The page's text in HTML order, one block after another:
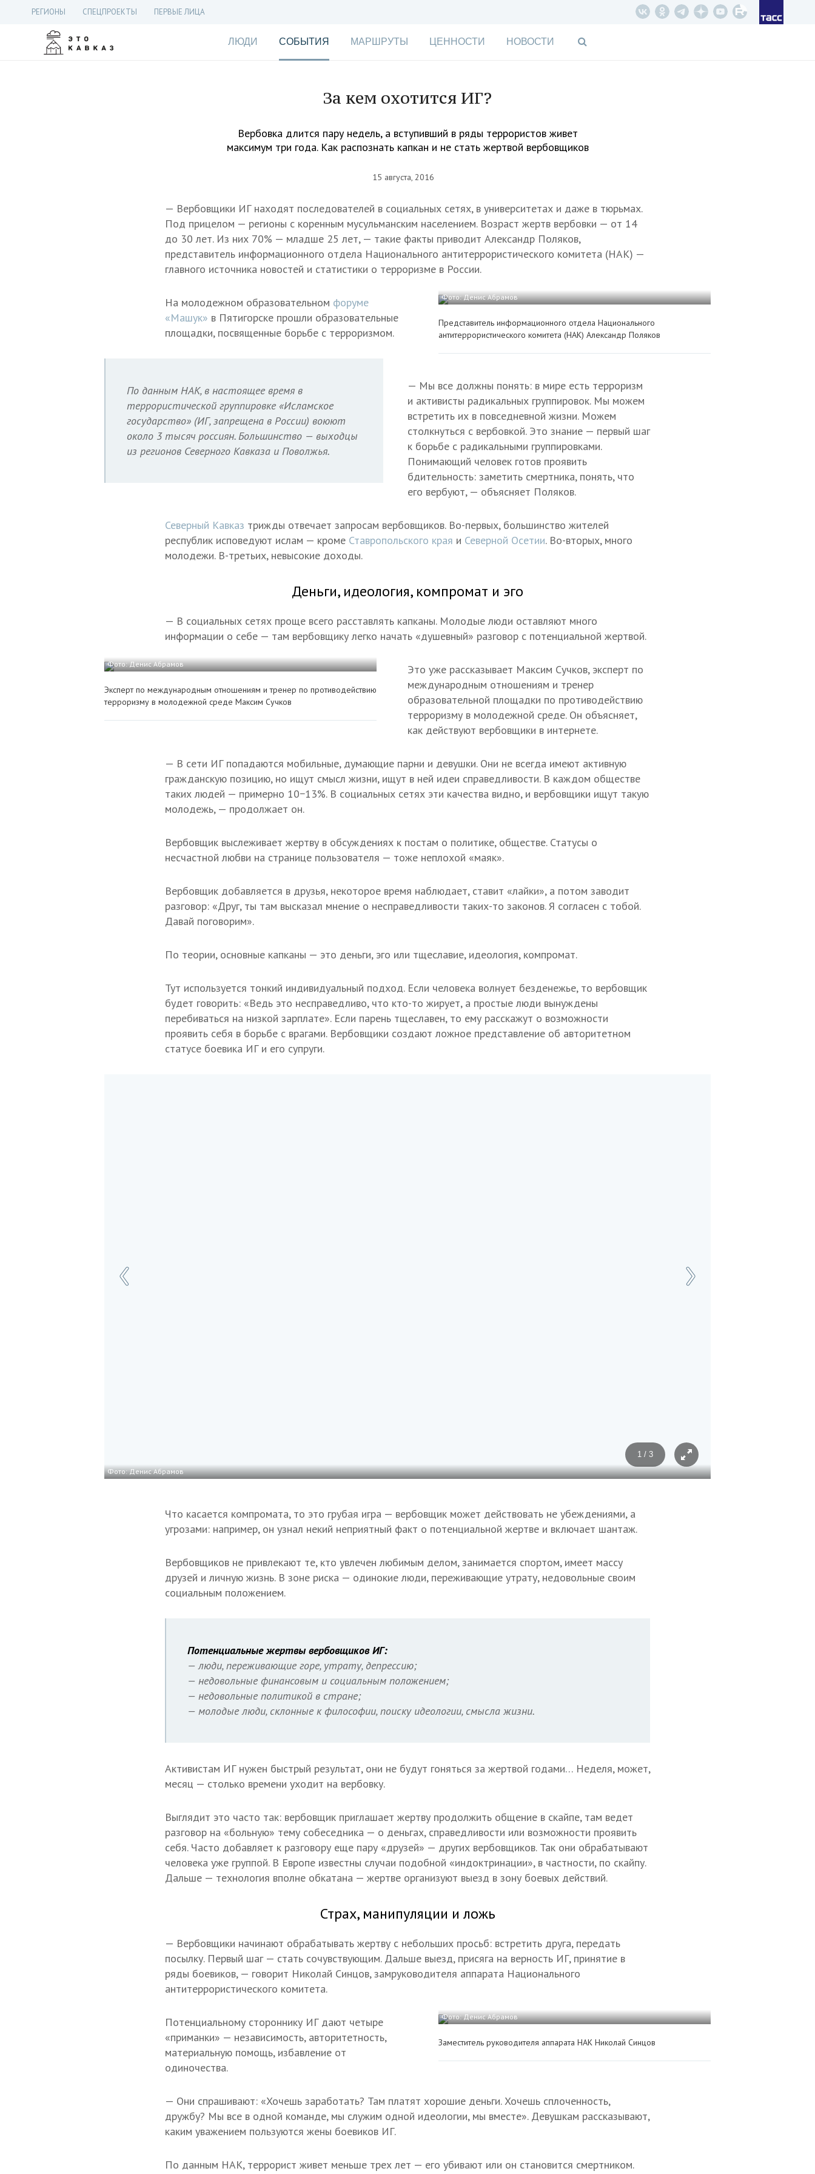
РЕГИОНЫ СПЕЦПРОЕКТЫ ПЕРВЫЕ ЛИЦА
ЛЮДИ СОБЫТИЯ МАРШРУТЫ ЦЕННОСТИ НОВОСТИ
За кем охотится ИГ?
Вербовка длится пару недель, а вступивший в ряды террористов живет
максимум три года. Как распознать капкан и не стать жертвой вербовщиков
15 августа, 2016
— Вербовщики ИГ находят последователей в социальных сетях, в университетах и даже в тюрьмах.
Под прицелом — регионы с коренным мусульманским населением. Возраст жертв вербовки — от 14
до 30 лет. Из них 70% — младше 25 лет, — такие факты приводит Александр Поляков,
представитель информационного отдела Национального антитеррористического комитета (НАК) —
главного источника новостей и статистики о терроризме в России.
Фото: Денис Абрамов
Представитель информационного отдела Национального
антитеррористического комитета (НАК) Александр Поляков
На молодежном образовательном форуме
«Машук» в Пятигорске прошли образовательные
площадки, посвященные борьбе с терроризмом.
По данным НАК, в настоящее время в
террористической группировке «Исламское
государство» (ИГ, запрещена в России) воюют
около 3 тысяч россиян. Большинство — выходцы
из регионов Северного Кавказа и Поволжья.
— Мы все должны понять: в мире есть терроризм
и активисты радикальных группировок. Мы можем
встретить их в повседневной жизни. Можем
столкнуться с вербовкой. Это знание — первый шаг
к борьбе с радикальными группировками.
Понимающий человек готов проявить
бдительность: заметить смертника, понять, что
его вербуют, — объясняет Поляков.
Северный Кавказ трижды отвечает запросам вербовщиков. Во-первых, большинство жителей
республик исповедуют ислам — кроме Ставропольского края и Северной Осетии. Во-вторых, много
молодежи. В-третьих, невысокие доходы.
Деньги, идеология, компромат и эго
— В социальных сетях проще всего расставлять капканы. Молодые люди оставляют много
информации о себе — там вербовщику легко начать «душевный» разговор с потенциальной жертвой.
Фото: Денис Абрамов
Эксперт по международным отношениям и тренер по противодействию
терроризму в молодежной среде Максим Сучков
Это уже рассказывает Максим Сучков, эксперт по
международным отношениям и тренер
образовательной площадки по противодействию
терроризму в молодежной среде. Он объясняет,
как действуют вербовщики в интернете.
— В сети ИГ попадаются мобильные, думающие парни и девушки. Они не всегда имеют активную
гражданскую позицию, но ищут смысл жизни, ищут в ней идеи справедливости. В каждом обществе
таких людей — примерно 10−13%. В социальных сетях эти качества видно, и вербовщики ищут такую
молодежь, — продолжает он.
Вербовщик выслеживает жертву в обсуждениях к постам о политике, обществе. Статусы о
несчастной любви на странице пользователя — тоже неплохой «маяк».
Вербовщик добавляется в друзья, некоторое время наблюдает, ставит «лайки», а потом заводит
разговор: «Друг, ты там высказал мнение о несправедливости таких-то законов. Я согласен с тобой.
Давай поговорим».
По теории, основные капканы — это деньги, эго или тщеславие, идеология, компромат.
Тут используется тонкий индивидуальный подход. Если человека волнует безденежье, то вербовщик
будет говорить: «Ведь это несправедливо, что кто-то жирует, а простые люди вынуждены
перебиваться на низкой зарплате». Если парень тщеславен, то ему расскажут о возможности
проявить себя в борьбе с врагами. Вербовщики создают ложное представление об авторитетном
статусе боевика ИГ и его супруги.
1 / 3
Фото: Денис Абрамов
Что касается компромата, то это грубая игра — вербовщик может действовать не убеждениями, а
угрозами: например, он узнал некий неприятный факт о потенциальной жертве и включает шантаж.
Вербовщиков не привлекают те, кто увлечен любимым делом, занимается спортом, имеет массу
друзей и личную жизнь. В зоне риска — одинокие люди, переживающие утрату, недовольные своим
социальным положением.
Потенциальные жертвы вербовщиков ИГ:
— люди, переживающие горе, утрату, депрессию;
— недовольные финансовым и социальным положением;
— недовольные политикой в стране;
— молодые люди, склонные к философии, поиску идеологии, смысла жизни.
Активистам ИГ нужен быстрый результат, они не будут гоняться за жертвой годами… Неделя, может,
месяц — столько времени уходит на вербовку.
Выглядит это часто так: вербовщик приглашает жертву продолжить общение в скайпе, там ведет
разговор на «больную» тему собеседника — о деньгах, справедливости или возможности проявить
себя. Часто добавляет к разговору еще пару «друзей» — других вербовщиков. Так они обрабатывают
человека уже группой. В Европе известны случаи подобной «индоктринации», в частности, по скайпу.
Дальше — технология вполне обкатана — жертве организуют выезд в зону боевых действий.
Страх, манипуляции и ложь
— Вербовщики начинают обрабатывать жертву с небольших просьб: встретить друга, передать
посылку. Первый шаг — стать сочувствующим. Дальше выезд, присяга на верность ИГ, принятие в
ряды боевиков, — говорит Николай Синцов, замруководителя аппарата Национального
антитеррористического комитета.
Фото: Денис Абрамов
Заместитель руководителя аппарата НАК Николай Синцов
Потенциальному стороннику ИГ дают четыре
«приманки» — независимость, авторитетность,
материальную помощь, избавление от
одиночества.
— Они спрашивают: «Хочешь заработать? Там платят хорошие деньги. Хочешь сплоченность,
дружбу? Мы все в одной команде, мы служим одной идеологии, мы вместе». Девушкам рассказывают,
каким уважением пользуются жены боевиков ИГ.
По данным НАК, террорист живет меньше трех лет — его убивают или он становится смертником.